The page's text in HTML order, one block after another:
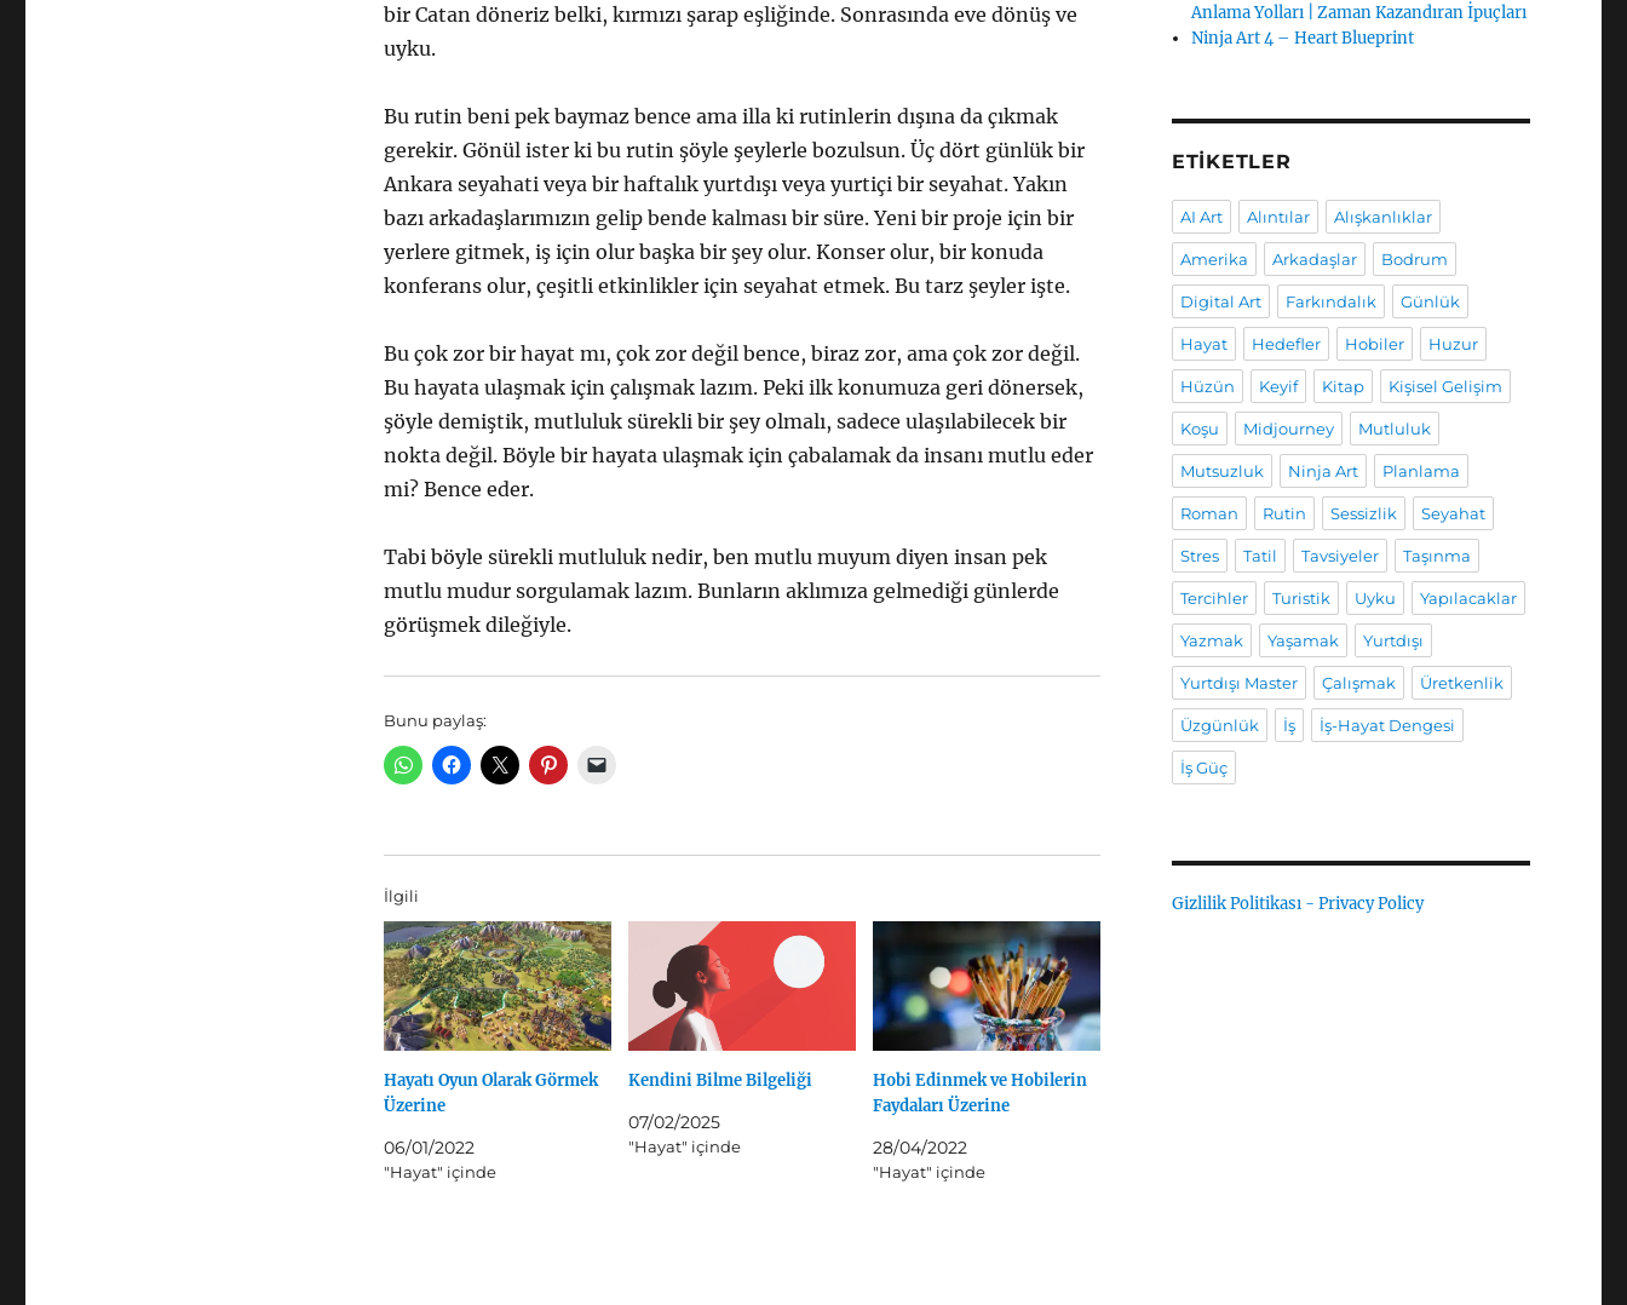
bir Catan döneriz belki, kırmızı şarap eşliğinde. Sonrasında eve dönüş ve
uyku.
Bu rutin beni pek baymaz bence ama illa ki rutinlerin dışına da çıkmak
gerekir. Gönül ister ki bu rutin şöyle şeylerle bozulsun. Üç dört günlük bir
Ankara seyahati veya bir haftalık yurtdışı veya yurtiçi bir seyahat. Yakın
bazı arkadaşlarımızın gelip bende kalması bir süre. Yeni bir proje için bir
yerlere gitmek, iş için olur başka bir şey olur. Konser olur, bir konuda
konferans olur, çeşitli etkinlikler için seyahat etmek. Bu tarz şeyler işte.
Bu çok zor bir hayat mı, çok zor değil bence, biraz zor, ama çok zor değil.
Bu hayata ulaşmak için çalışmak lazım. Peki ilk konumuza geri dönersek,
şöyle demiştik, mutluluk sürekli bir şey olmalı, sadece ulaşılabilecek bir
nokta değil. Böyle bir hayata ulaşmak için çabalamak da insanı mutlu eder
mi? Bence eder.
Tabi böyle sürekli mutluluk nedir, ben mutlu muyum diyen insan pek
mutlu mudur sorgulamak lazım. Bunların aklımıza gelmediği günlerde
görüşmek dileğiyle.
Bunu paylaş:
İlgili
Hayatı Oyun Olarak Görmek
Üzerine
06/01/2022
"Hayat" içinde
Kendini Bilme Bilgeliği
07/02/2025
"Hayat" içinde
Hobi Edinmek ve Hobilerin
Faydaları Üzerine
28/04/2022
"Hayat" içinde
Anlama Yolları | Zaman Kazandıran İpuçları
Ninja Art 4 – Heart Blueprint
ETIKETLER
AI Art Alıntılar Alışkanlıklar
Amerika Arkadaşlar Bodrum
Digital Art Farkındalık Günlük
Hayat Hedefler Hobiler Huzur
Hüzün Keyif Kitap Kişisel Gelişim
Koşu Midjourney Mutluluk
Mutsuzluk Ninja Art Planlama
Roman Rutin Sessizlik Seyahat
Stres Tatil Tavsiyeler Taşınma
Tercihler Turistik Uyku Yapılacaklar
Yazmak Yaşamak Yurtdışı
Yurtdışı Master Çalışmak Üretkenlik
Üzgünlük İş İş-Hayat Dengesi
İş Güç
Gizlilik Politikası - Privacy Policy